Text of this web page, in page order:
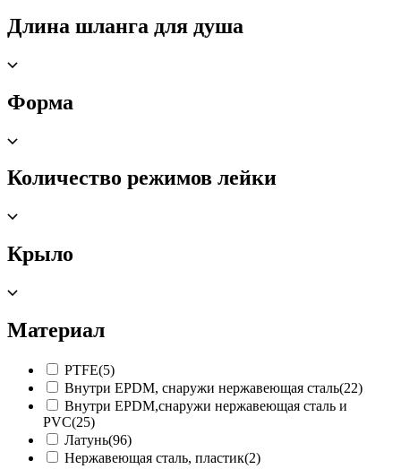
Длина шланга для душа
Форма
Количество режимов лейки
Крыло
Материал
PTFE(5)
Внутри EPDM, снаружи нержавеющая сталь(22)
Внутри EPDM,снаружи нержавеющая сталь и
PVC(25)
Латунь(96)
Нержавеющая сталь, пластик(2)